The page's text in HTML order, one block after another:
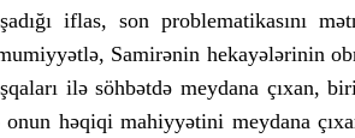
iflas, son problematikasını
Samirənin hekayələrinin
ilə söhbətdə meydana çıxan,
onun həqiqi mahiyyətini meydana